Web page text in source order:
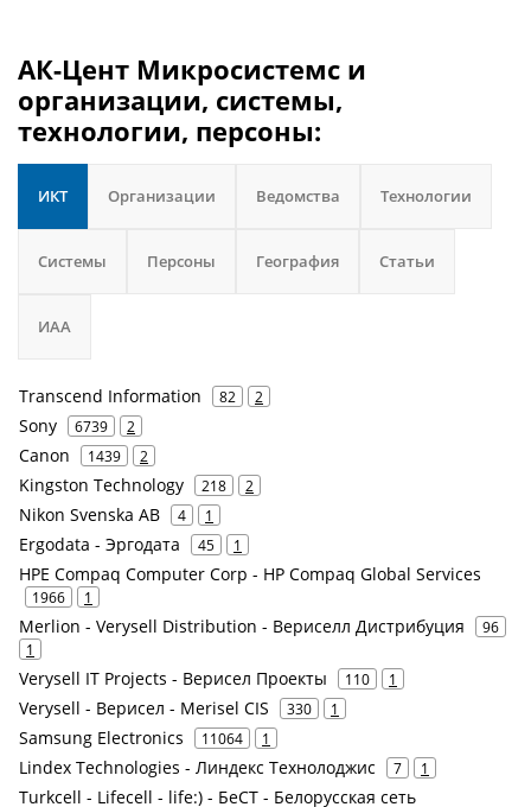
АК-Цент Микросистемс и
организации, системы,
технологии, персоны:
ИКТ Организации Ведомства Технологии
Системы Персоны География Статьи
ИАА
Transcend Information 82 2
Sony 6739 2
Canon 1439 2
Kingston Technology 218 2
Nikon Svenska AB 4 1
Ergodata - Эргодата 45 1
HPE Compaq Computer Corp - HP Compaq Global Services
1966 1
Merlion - Verysell Distribution - Вериселл Дистрибуция
96
1
Verysell IT Projects - Верисел Проекты 110 1
Verysell - Верисел - Merisel CIS 330 1
Samsung Electronics 11064 1
Lindex Technologies - Линдекс Технолоджис 7 1
Turkcell - Lifecell - life:) - БеСТ - Белорусская сеть